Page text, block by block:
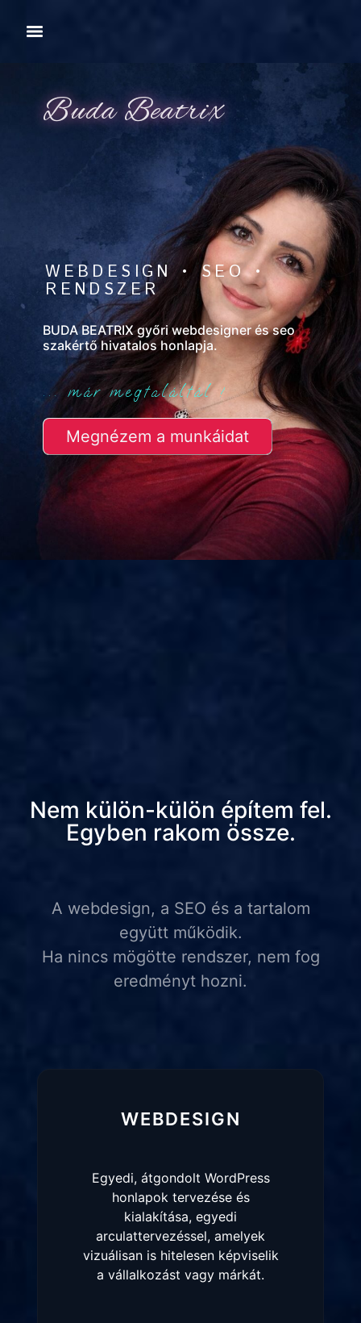
Buda Beatrix
WEBDESIGN • SEO •
RENDSZER
BUDA BEATRIX győri webdesigner és seo
szakértő hivatalos honlapja.
... már megtaláltál !
Megnézem a munkáidat
Nem külön-külön építem fel.
Egyben rakom össze.
A webdesign, a SEO és a tartalom
együtt működik.
Ha nincs mögötte rendszer, nem fog
eredményt hozni.
WEBDESIGN
Egyedi, átgondolt WordPress
honlapok tervezése és
kialakítása, egyedi
arculattervezéssel, amelyek
vizuálisan is hitelesen képviselik
a vállalkozást vagy márkát.